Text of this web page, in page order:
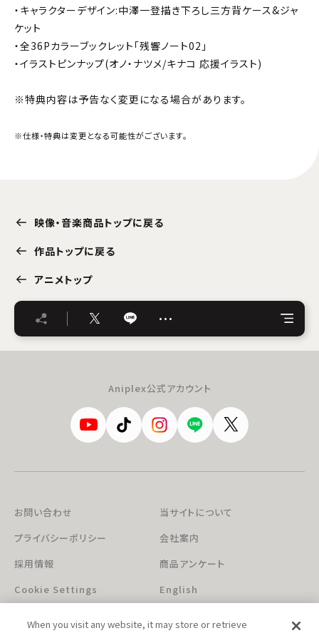
・キャラクターデザイン:中澤一登描き下ろし三方背ケース&ジャ
ケット
・全36Pカラーブックレット「残響ノート02」
・イラストピンナップ(オノ・ナツメ/キナコ 応援イラスト)
※特典内容は予告なく変更になる場合があります。
※仕様・特典は変更となる可能性がございます。
映像・音楽商品トップに戻る
作品トップに戻る
アニメトップ
…
Aniplex公式アカウント
お問い合わせ
当サイトについて
プライバシーポリシー
会社案内
採用情報
商品アンケート
Cookie Settings
English
When you visit any website, it may store or retrieve